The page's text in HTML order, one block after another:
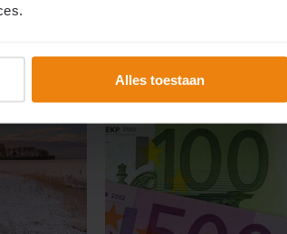
Alles toestaan